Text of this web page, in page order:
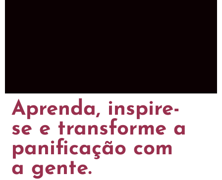
Aprenda, inspire-
se e transforme a
panificação com
a gente.